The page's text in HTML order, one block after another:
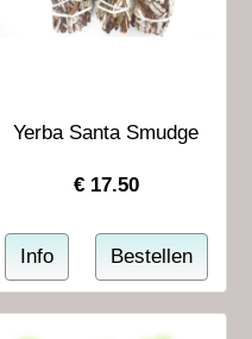
Yerba Santa Smudge
€ 17.50